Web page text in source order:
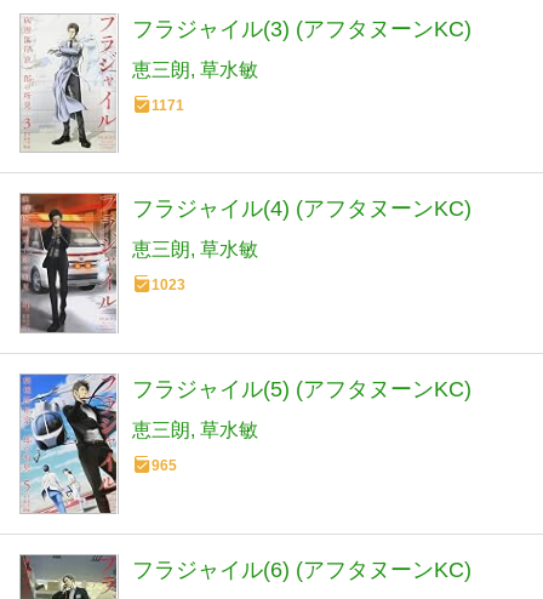
フラジャイル(3) (アフタヌーンKC)
恵三朗 草水敏
1171
フラジャイル(4) (アフタヌーンKC)
恵三朗 草水敏
1023
フラジャイル(5) (アフタヌーンKC)
恵三朗 草水敏
965
フラジャイル(6) (アフタヌーンKC)